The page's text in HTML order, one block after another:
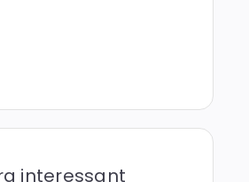
interessant